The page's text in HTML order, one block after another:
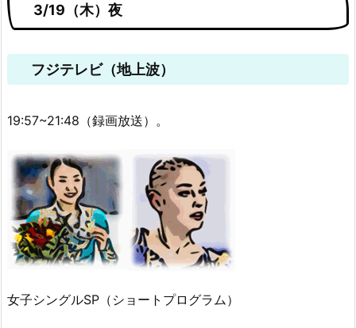
3/19（木）夜
フジテレビ（地上波）
19:57~21:48（録画放送）。
女子シングルSP（ショートプログラム）